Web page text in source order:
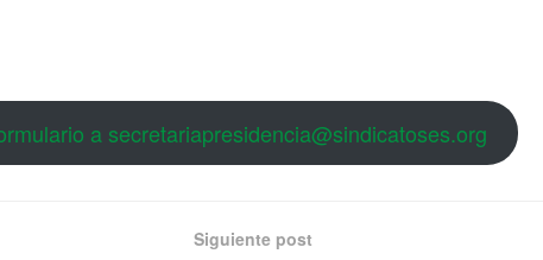
a secretariapresidencia@sindicatoses.org
Siguiente post